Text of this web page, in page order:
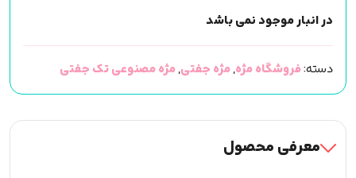
در انبار موجود نمی باشد
دسته:فروشگاه مژه,مژه جفتی,مژه مصنوعی تک جفتی
معرفی محصول